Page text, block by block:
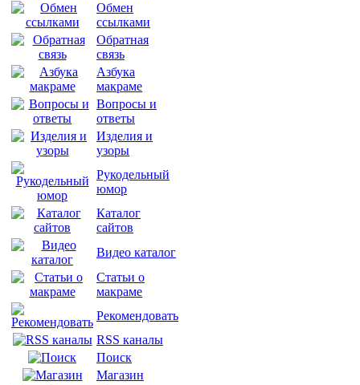
Обмен
ссылками
Обратная
связь
Азбука
макраме
Вопросы и
ответы
Изделия и
узоры
Рукодельный
юмор
Каталог
сайтов
Видео каталог
Статьи о
макраме
Рекомендовать
RSS каналы
Поиск
Магазин